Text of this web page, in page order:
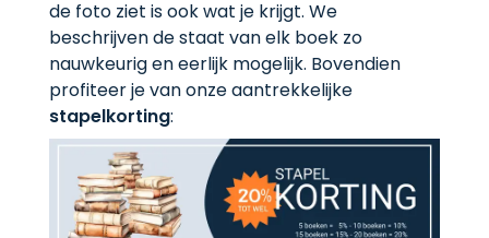
de foto ziet is ook wat je krijgt. We
beschrijven de staat van elk boek zo
nauwkeurig en eerlijk mogelijk. Bovendien
profiteer je van onze aantrekkelijke
stapelkorting: